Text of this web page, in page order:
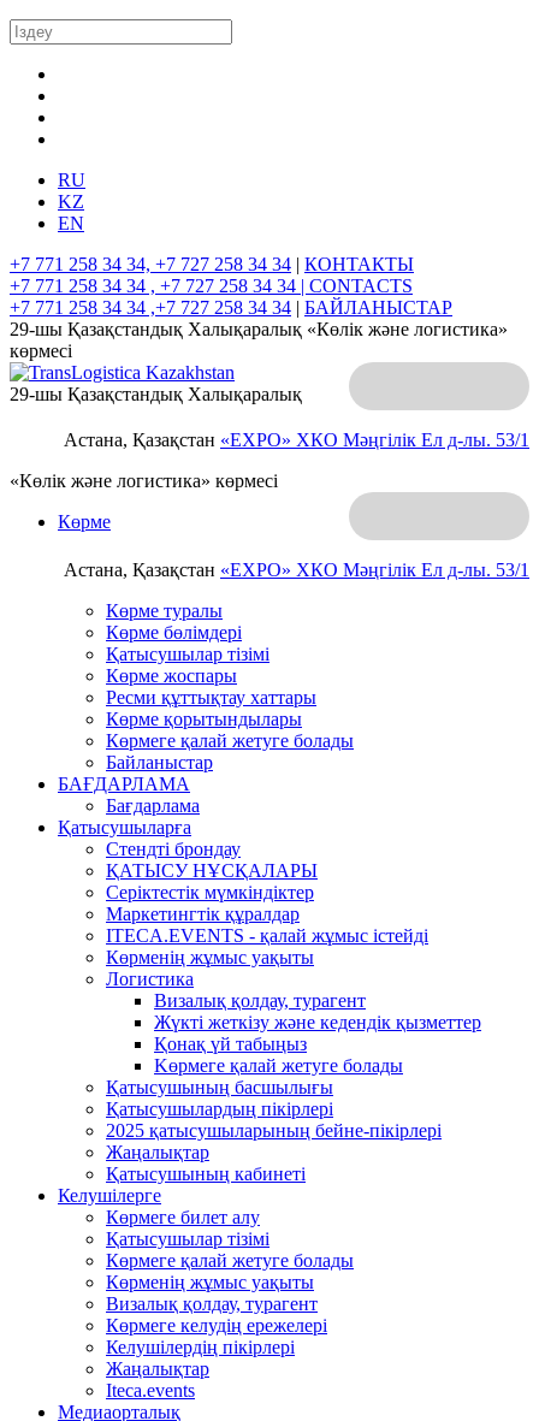
RU
KZ
EN
+7 771 258 34 34, +7 727 258 34 34 | КОНТАКТЫ
+7 771 258 34 34 , +7 727 258 34 34 | CONTACTS
+7 771 258 34 34 ,+7 727 258 34 34 | БАЙЛАНЫСТАР
29-шы Қазақстандық Халықаралық «Көлік және логистика»
көрмесі
Астана, Қазақстан «EXPO» ХКО Мәңгілік Ел д-лы. 53/1
29-шы Қазақстандық Халықаралық
«Көлік және логистика» көрмесі
Астана, Қазақстан «EXPO» ХКО Мәңгілік Ел д-лы. 53/1
Көрме
Көрме туралы
Көрме бөлімдері
Қатысушылар тізімі
Көрме жоспары
Ресми құттықтау хаттары
Көрме қорытындылары
Көрмеге қалай жетуге болады
Байланыстар
БАҒДАРЛАМА
Бағдарлама
Қатысушыларға
Стендті брондау
ҚАТЫСУ НҰСҚАЛАРЫ
Серіктестік мүмкіндіктер
Маркетингтік құралдар
ITECA.EVENTS - қалай жұмыс істейді
Көрменің жұмыс уақыты
Логистика
Визалық қолдау, турагент
Жүкті жеткізу және кедендік қызметтер
Қонақ үй табыңыз
Kөрмеге қалай жетуге болады
Қатысушының басшылығы
Қатысушылардың пікірлері
2025 қатысушыларының бейне-пікірлері
Жаңалықтар
Қатысушының кабинеті
Келушілерге
Көрмеге билет алу
Қатысушылар тізімі
Көрмеге қалай жетуге болады
Көрменің жұмыс уақыты
Визалық қолдау, турагент
Көрмеге келудің ережелері
Келушілердің пікірлері
Жаңалықтар
Iteca.events
Медиаорталық